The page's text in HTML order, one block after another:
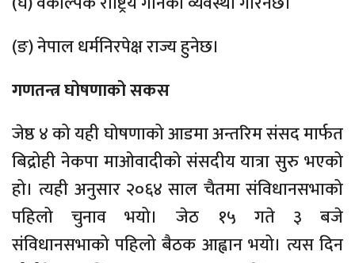
(ङ) नेपाल धर्मनिरपेक्ष राज्य हुनेछ।
गणतन्त्र घोषणाको सकस
जेष्ठ ४ को यही घोषणाको आडमा अन्तरिम संसद मार्फत
बिद्रोही नेकपा माओवादीको संसदीय यात्रा सुरु भएको
हो। त्यही अनुसार २०६४ साल चैतमा संविधानसभाको
पहिलो चुनाव भयो। जेठ १५ गते ३ बजे
संविधानसभाको पहिलो बैठक आह्वान भयो। त्यस दिन